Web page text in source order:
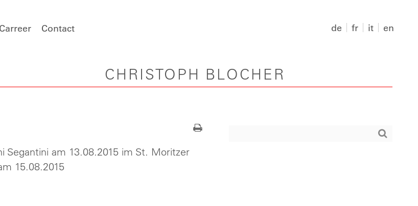
CHRISTOPH BLOCHER
Carreer Contact de fr it en
Segantini am 13.08.2015 im St. Moritzer
15.08.2015